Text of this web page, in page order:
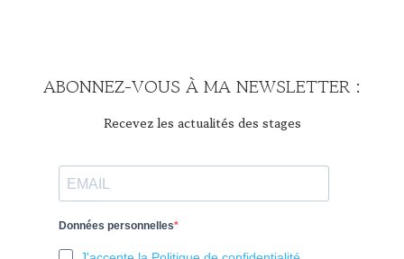
ABONNEZ-VOUS À MA NEWSLETTER :
Recevez les actualités des stages